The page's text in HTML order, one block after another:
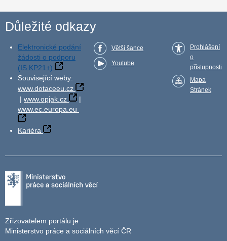
Důležité odkazy
Elektronické podání
žádosti o podporu
(IS KP21+)
Související weby:
www.dotaceeu.cz
| www.opjak.cz
|
www.ec.europa.eu
Kariéra
Větší šance
Youtube
Prohlášení
o
přístupnosti
Mapa
Stránek
Zřizovatelem portálu je
Ministerstvo práce a sociálních věcí ČR